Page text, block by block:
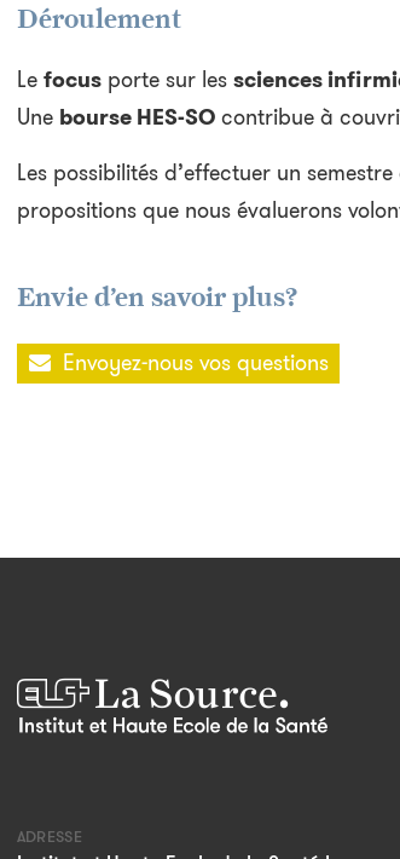
Déroulement
Lefocusporte sur lessciences
Une bourse HES-SOcontribue à
Les possibilités d’effectuer un
propositions que nous évaluerons
Envie d’en savoir plus?
Envoyez-nous vos questions
ADRESSE